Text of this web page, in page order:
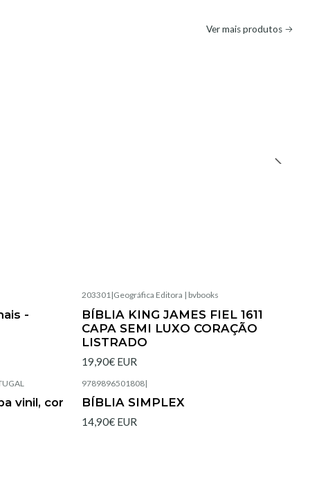
Ver mais produtos
-
203301|Geográfica Editora | bvbooks
BÍBLIA KING JAMES FIEL 1611
CAPA SEMI LUXO CORAÇÃO
LISTRADO
19,90€ EUR
vinil, cor
9789896501808|
BÍBLIA SIMPLEX
14,90€ EUR